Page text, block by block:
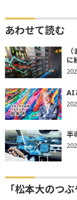
あわせて読む
に
AI
半
「松本大のつ